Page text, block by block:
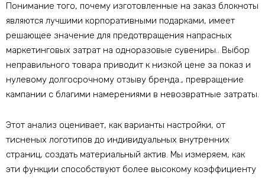
Понимание того, почему изготовленные на заказ блокноты
являются лучшими корпоративными подарками, имеет
решающее значение для предотвращения напрасных
маркетинговых затрат на одноразовые сувениры.. Выбор
неправильного товара приводит к низкой цене за показ и
нулевому долгосрочному отзыву бренда., превращение
кампании с благими намерениями в невозвратные затраты.
Этот анализ оценивает, как варианты настройки, от
тисненых логотипов до индивидуальных внутренних
страниц, создать материальный актив. Мы измеряем, как
эти функции способствуют более высокому коэффициенту